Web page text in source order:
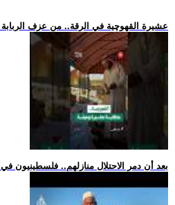
.. عشيرة القهوچية في الرقة.. من عزف
.. بعد أن دمر الاحتلال منازلهم.. فلسطينيون